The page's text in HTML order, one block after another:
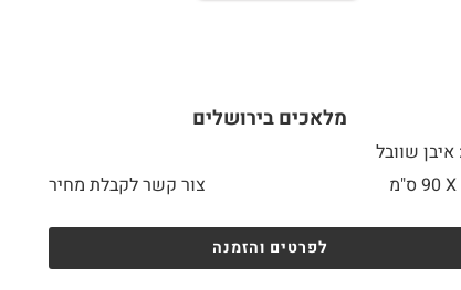
מלאכים בירושלים
שוובל
צור קשר לקבלת מחיר
לפרטים והזמנה